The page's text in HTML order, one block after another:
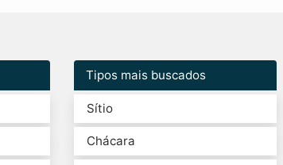
Tipos mais buscados
Sítio
Chácara